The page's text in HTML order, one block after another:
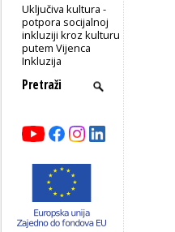
Uključiva kultura -
potpora socijalnoj
inkluziji kroz kulturu
putem Vijenca
Inkluzija